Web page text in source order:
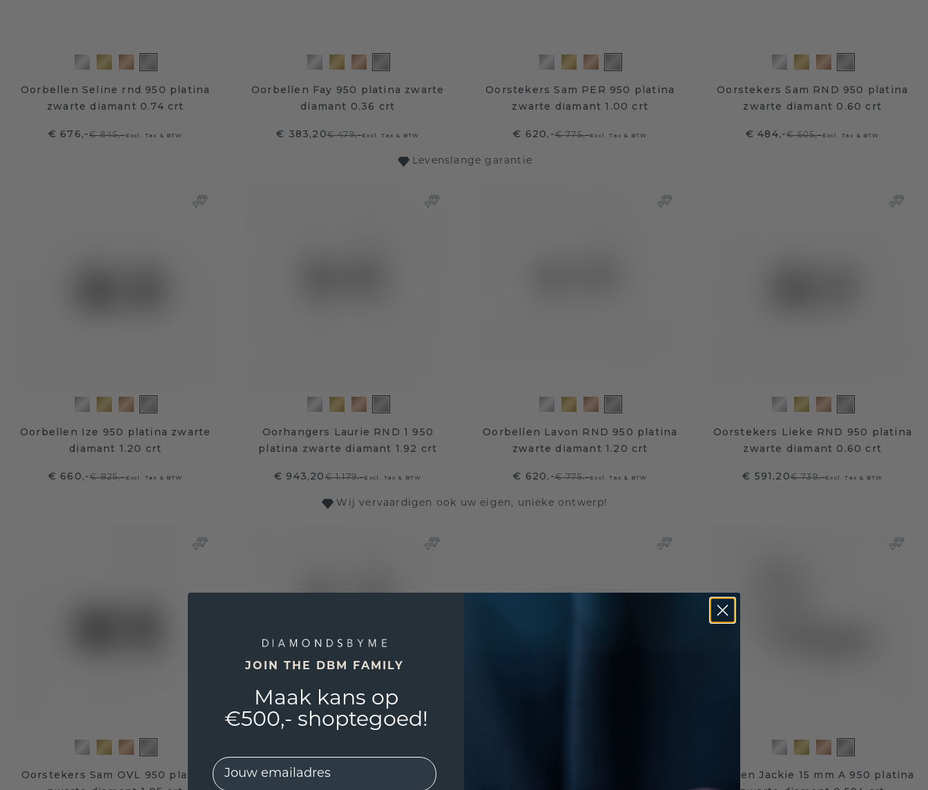
Oorbellen Seline rnd 950 platina
zwarte diamant 0.74 crt
€ 676,-€ 845,-Excl. Tax & BTW
Oorbellen Fay 950 platina zwarte
diamant 0.36 crt
€ 383,20€ 479,-Excl. Tax & BTW
Oorstekers Sam PER 950 platina
zwarte diamant 1.00 crt
€ 620,-€ 775,-Excl. Tax & BTW
Oorstekers Sam RND 950 platina
zwarte diamant 0.60 crt
€ 484,-€ 605,-Excl. Tax & BTW
Levenslange garantie
Oorbellen Ize 950 platina zwarte
diamant 1.20 crt
€ 660,-€ 825,-Excl. Tax & BTW
Oorhangers Laurie RND 1 950
platina zwarte diamant 1.92 crt
€ 943,20€ 1.179,-Excl. Tax & BTW
Oorbellen Lavon RND 950 platina
zwarte diamant 1.20 crt
€ 620,-€ 775,-Excl. Tax & BTW
Oorstekers Lieke RND 950 platina
zwarte diamant 0.60 crt
€ 591,20€ 739,-Excl. Tax & BTW
Wij vervaardigen ook uw eigen, unieke ontwerp!
Oorstekers Sam OVL 950 platina
Oorhangers Lacey OVL 950 platina
Creolen Jackie 15 mm A 950 platina
JOIN THE DBM FAMILY
Maak kans op
€500,- shoptegoed!
EMail